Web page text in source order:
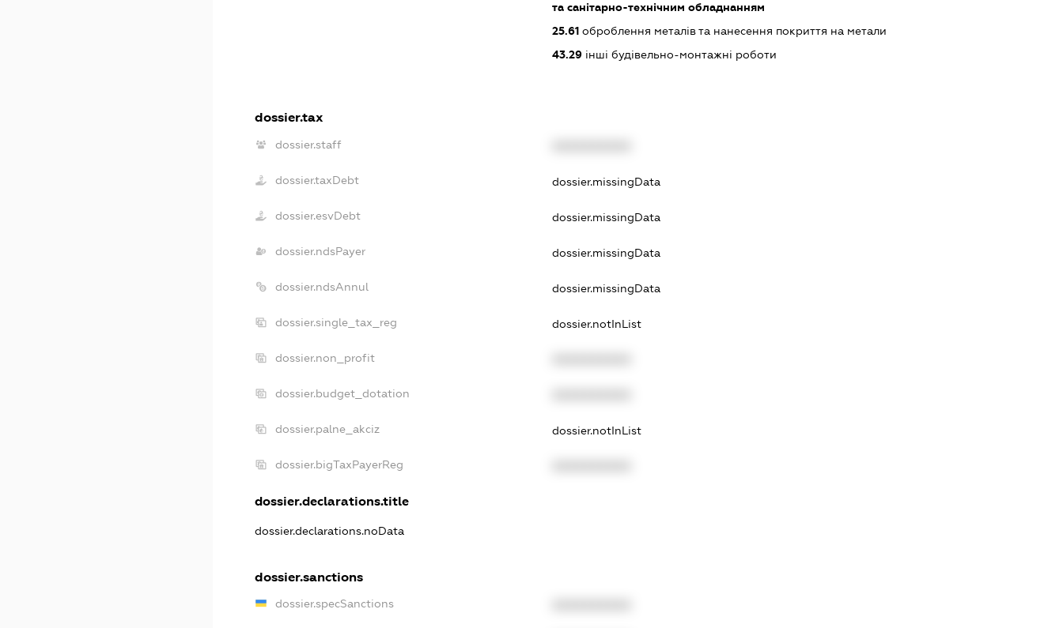
та санітарно-технічним обладнанням
25.61оброблення металів та нанесення покриття на метали
43.29інші будівельно-монтажні роботи
dossier.tax
dossier.staff
dossier.taxDebt dossier.missingData
dossier.esvDebt dossier.missingData
dossier.ndsPayer dossier.missingData
dossier.ndsAnnul dossier.missingData
dossier.single_tax_reg dossier.notInList
dossier.non_profit
dossier.budget_dotation
dossier.palne_akciz dossier.notInList
dossier.bigTaxPayerReg
dossier.declarations.title
dossier.declarations.noData
dossier.sanctions
dossier.specSanctions